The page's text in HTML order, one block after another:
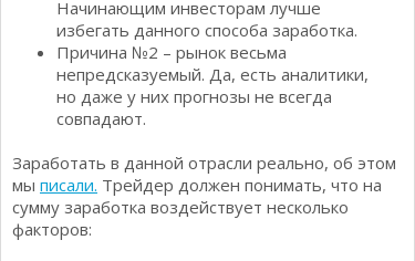
Начинающим инвесторам лучше
избегать данного способа заработка.
Причина №2 – рынок весьма
непредсказуемый. Да, есть аналитики,
но даже у них прогнозы не всегда
совпадают.
Заработать в данной отрасли реально, об этом
мы писали. Трейдер должен понимать, что на
сумму заработка воздействует несколько
факторов: